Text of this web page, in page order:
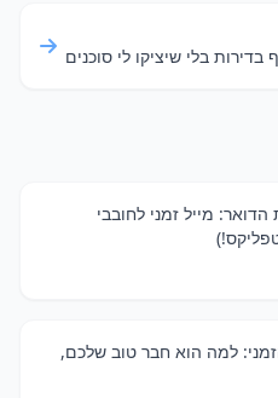
בלי שיציקו לי סוכנים
מייל זמני לחובבי
למה הוא חבר טוב שלכם,